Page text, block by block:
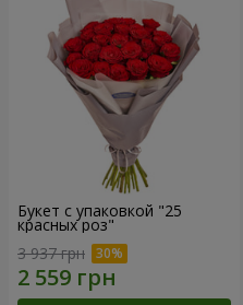
Букет с упаковкой "25
красных роз"
3 937 грн